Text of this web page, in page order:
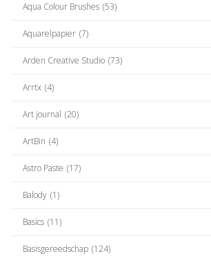
Aqua Colour Brushes (53)
Aquarelpapier (7)
Arden Creative Studio (73)
Arrtx (4)
Art journal (20)
ArtBin (4)
Astro Paste (17)
Balody (1)
Basics (11)
Basisgereedschap (124)